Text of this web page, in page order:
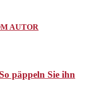
AUTOR
päppeln Sie ihn